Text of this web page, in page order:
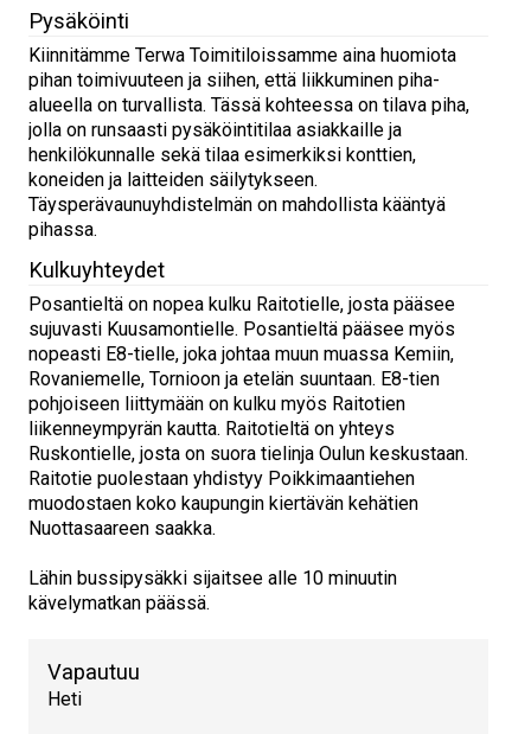
Pysäköinti
Kiinnitämme Terwa Toimitiloissamme aina huomiota
pihan toimivuuteen ja siihen, että liikkuminen piha-
alueella on turvallista. Tässä kohteessa on tilava piha,
jolla on runsaasti pysäköintitilaa asiakkaille ja
henkilökunnalle sekä tilaa esimerkiksi konttien,
koneiden ja laitteiden säilytykseen.
Täysperävaunuyhdistelmän on mahdollista kääntyä
pihassa.
Kulkuyhteydet
Posantieltä on nopea kulku Raitotielle, josta pääsee
sujuvasti Kuusamontielle. Posantieltä pääsee myös
nopeasti E8-tielle, joka johtaa muun muassa Kemiin,
Rovaniemelle, Tornioon ja etelän suuntaan. E8-tien
pohjoiseen liittymään on kulku myös Raitotien
liikenneympyrän kautta. Raitotieltä on yhteys
Ruskontielle, josta on suora tielinja Oulun keskustaan.
Raitotie puolestaan yhdistyy Poikkimaantiehen
muodostaen koko kaupungin kiertävän kehätien
Nuottasaareen saakka.
Lähin bussipysäkki sijaitsee alle 10 minuutin
kävelymatkan päässä.
Vapautuu
Heti